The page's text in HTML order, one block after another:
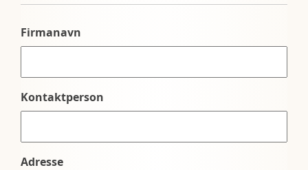
Firmanavn
Kontaktperson
Adresse